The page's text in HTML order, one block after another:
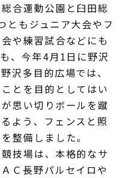
合運動公園と臼田総
ともジュニア大会やフ
や練習試合などにも
、今年4月1日に野沢
沢多目的広場では、
とを目的としてはい
思い切りボールを蹴
よう、フェンスと照
整備しました。
技場は、本格的なサ
Ｃ長野パルセイロや